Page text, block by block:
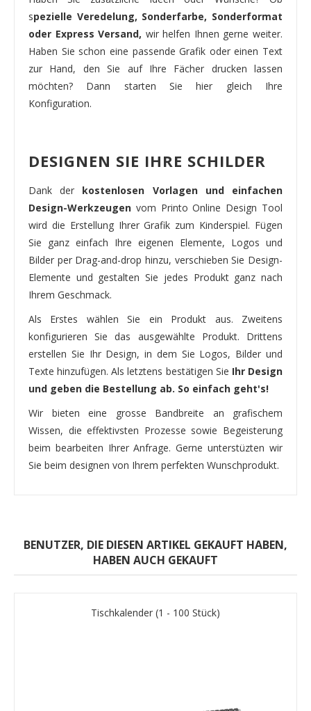
spezielle Veredelung, Sonderfarbe, Sonderformat
oder Express Versand, wir helfen Ihnen gerne weiter.
Haben Sie schon eine passende Grafik oder einen Text
zur Hand, den Sie auf Ihre Fächer drucken lassen
möchten? Dann starten Sie hier gleich Ihre
Konfiguration.
DESIGNEN SIE IHRE SCHILDER
Dank der kostenlosen Vorlagen und einfachen
Design-Werkzeugen vom Printo Online Design Tool
wird die Erstellung Ihrer Grafik zum Kinderspiel. Fügen
Sie ganz einfach Ihre eigenen Elemente, Logos und
Bilder per Drag-and-drop hinzu, verschieben Sie Design-
Elemente und gestalten Sie jedes Produkt ganz nach
Ihrem Geschmack.
Als Erstes wählen Sie ein Produkt aus. Zweitens
konfigurieren Sie das ausgewählte Produkt. Drittens
erstellen Sie Ihr Design, in dem Sie Logos, Bilder und
Texte hinzufügen. Als letztens bestätigen Sie Ihr Design
und geben die Bestellung ab. So einfach geht's!
Wir bieten eine grosse Bandbreite an grafischem
Wissen, die effektivsten Prozesse sowie Begeisterung
beim bearbeiten Ihrer Anfrage. Gerne unterstüzten wir
Sie beim designen von Ihrem perfekten Wunschprodukt.
BENUTZER, DIE DIESEN ARTIKEL GEKAUFT HABEN,
HABEN AUCH GEKAUFT
Tischkalender (1 - 100 Stück)